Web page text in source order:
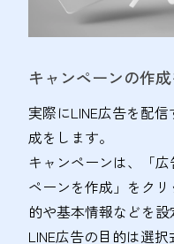
キャンペーンの作
実際にLINE広告を配
成をします。
キャンペーンは、「
ペーンを作成」をクリ
的や基本情報などを設
LINE広告の目的は選